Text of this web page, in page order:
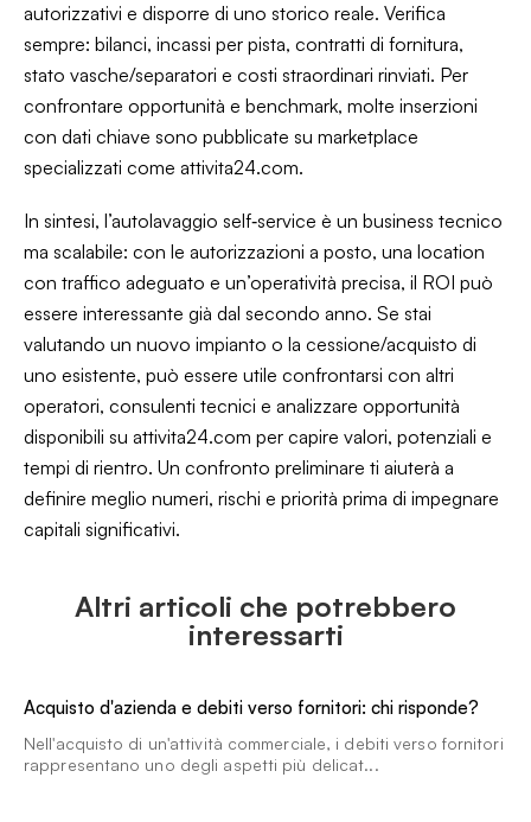
autorizzativi e disporre di uno storico reale. Verifica
sempre: bilanci, incassi per pista, contratti di fornitura,
stato vasche/separatori e costi straordinari rinviati. Per
confrontare opportunità e benchmark, molte inserzioni
con dati chiave sono pubblicate su marketplace
specializzati come attivita24.com.
In sintesi, l’autolavaggio self‑service è un business tecnico
ma scalabile: con le autorizzazioni a posto, una location
con traffico adeguato e un’operatività precisa, il ROI può
essere interessante già dal secondo anno. Se stai
valutando un nuovo impianto o la cessione/acquisto di
uno esistente, può essere utile confrontarsi con altri
operatori, consulenti tecnici e analizzare opportunità
disponibili su attivita24.com per capire valori, potenziali e
tempi di rientro. Un confronto preliminare ti aiuterà a
definire meglio numeri, rischi e priorità prima di impegnare
capitali significativi.
Altri articoli che potrebbero
interessarti
Acquisto d'azienda e debiti verso fornitori: chi risponde?
Nell'acquisto di un'attività commerciale, i debiti verso fornitori
rappresentano uno degli aspetti più delicat...